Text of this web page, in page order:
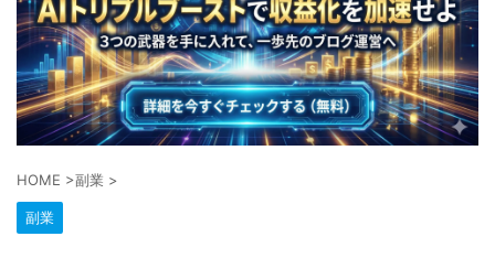
HOME >副業 >
副業